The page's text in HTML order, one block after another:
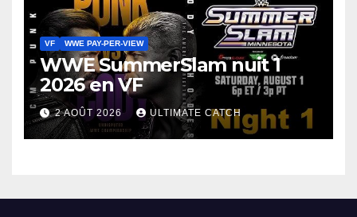
VF WWE PAY-PER-VIEW
WWE SummerSlam nuit 1
2026 en VF
2 AOÛT 2026 ULTIMATE CATCH